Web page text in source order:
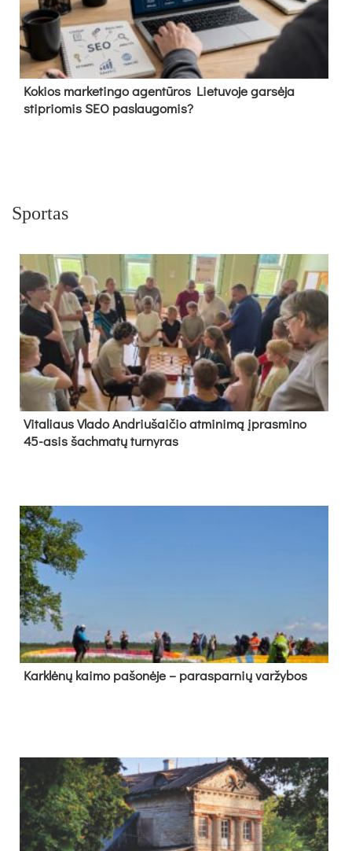
Kokios marketingo agentūros Lietuvoje garsėja
stipriomis SEO paslaugomis?
Sportas
Vi­ta­liaus Vla­do And­riu­šai­čio at­mi­ni­mą įpras­mi­no
45-asis šach­ma­tų tur­ny­ras
Kark­lė­nų kai­mo pa­šo­nė­je – pa­ras­par­nių var­žy­bos